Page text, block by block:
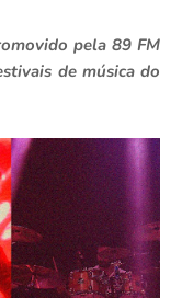
pela 89 FM
de música do